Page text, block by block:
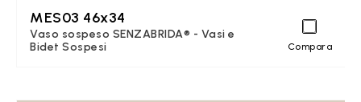
MES03 46x34
Vaso sospeso SENZABRIDA® - Vasi e
Bidet Sospesi
Compara